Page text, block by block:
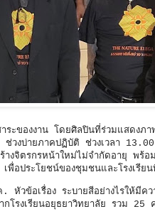
าระของงาน โดยศิลปินที่ร่วมแสด
ช่วงบ่ายภาคปฏิบัติ ช่วงเวลา
ร้างจิตรกรหน้าใหม่ไม่จำกัดอายุ
พื่อประโยชน์ของชุมชนและโรงเรี
วข้อเรื่อง ระบายสีอย่างไรให้มีคว
กโรงเรียนอยุธยาวิทยาลัย รวม